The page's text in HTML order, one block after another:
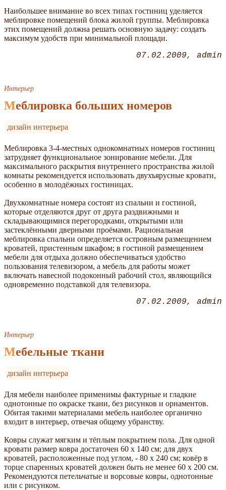
Наибольшее внимание во всех типах гостиниц уделяется
меблировке помещений блока жилой группы. Меблировка
этих помещений должна решать основную задачу: создать
максимум удобств при минимальной площади.
07.02.2009 admin
Интерьер
Меблировка больших номеров
дизайн интерьера
Меблировка 3-4-местных однокомнатных номеров гостиниц
затрудняет функциональное зонирование мебели. Для
максимального раскрытия внутреннего пространства жилой
комнаты рекомендуется использовать двухъярусные кровати,
особенно в молодёжных гостиницах.
Двухкомнатные номера состоят из спальни и гостиной,
которые отделяются друг от друга раздвижными и
складывающимися перегородками, открытыми или
застеклёнными дверными проёмами. Рациональная
меблировка спальни определяется островным размещением
кроватей, пристенным шкафом; в гостиной размещением
мебели для отдыха должно обеспечиваться удобство
пользования телевизором, а мебель для работы может
включать навесной подоконный рабочий стол, являющийся
одновременно подставкой для телевизора.
07.02.2009 admin
Интерьер
Мебельные ткани
дизайн интерьера
Для мебели наиболее применимы фактурные и гладкие
однотонные по окраске ткани, без рисунков и орнаментов.
Обитая такими материалами мебель наиболее органично
входит в интерьер, отвечая общему убранству.
Ковры служат мягким и тёплым покрытием пола. Для одной
кровати размер ковра достаточен 60 х 140 см; для двух
кроватей, расположенные под углом, - 80 х 240 см; ковёр в
торце спаренных кроватей должен быть не менее 60 х 200 см.
Рекомендуются петельчатые и ворсовые ковры, однотонные
или с рисунком.